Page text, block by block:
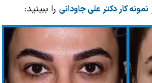
نمونه کار دکتر علی جاودانی را ببینید: